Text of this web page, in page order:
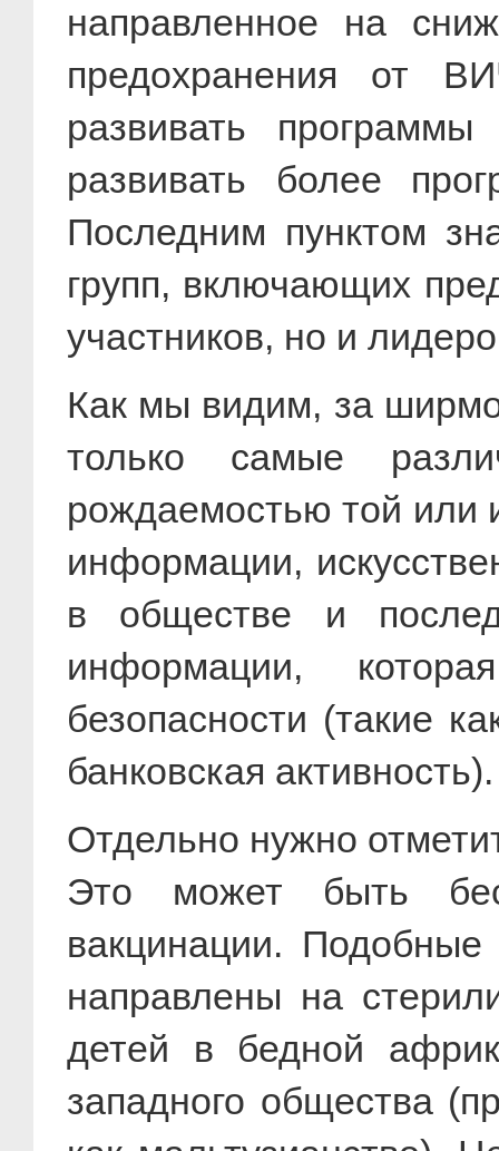
направленное на
предохранения от
развивать
развивать более
Последним пунктом
групп, включающих
участников, но и
Как мы видим, за
только самые
рождаемостью той или
информации,
в обществе и
информации,
безопасности (такие
банковская активность).
Отдельно нужно
Это может быть
вакцинации.
направлены на
детей в бедной
западного общества